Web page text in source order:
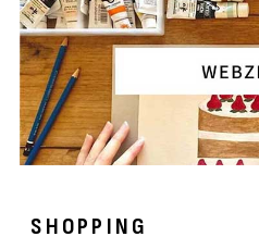
SHOPPING